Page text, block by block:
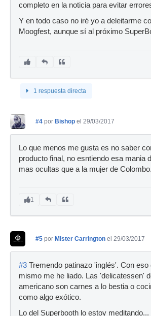
completo en la noticia para evitar
Y en todo caso no iré yo a deleitarme
Moogfest, aunque sí al próximo
1 respuesta directa
#4 por Bishop el 29/03/2017
Lo que menos me gusta es no saber
producto final, no esntiendo esa mania
mas ocultas que a la mujer de Colombo.
1
#5 por Mister Carrington el 29/03/2017
#3 Tremendo patinazo 'inglés'. Con eso
mismo me he liado. Las 'delicatessen'
americano son carnes a lo bestia o
como algo exótico.
Lo del Superbooth lo estoy meditando...